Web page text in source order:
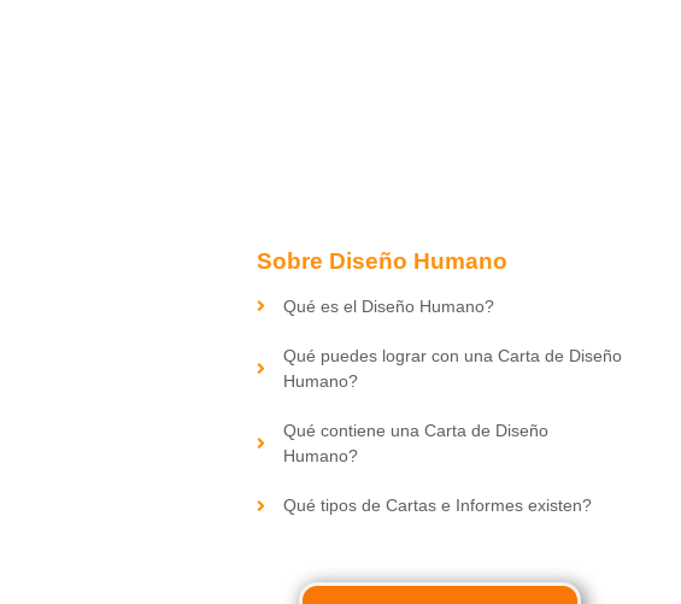
Sobre Diseño Humano
Qué es el Diseño Humano?
Qué puedes lograr con una Carta de Diseño
Humano?
Qué contiene una Carta de Diseño
Humano?
Qué tipos de Cartas e Informes existen?